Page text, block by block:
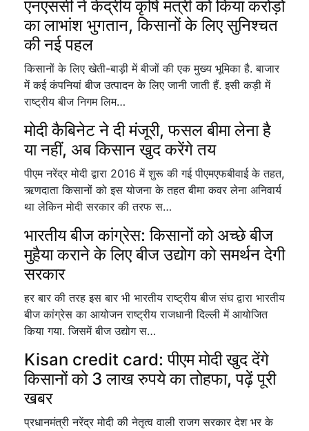
एनएससी ने केंद्रीय कृषि मंत्री को किया करोड़ों
का लाभांश भुगतान, किसानों के लिए सुनिश्चत
की नई पहल
किसानों के लिए खेती-बाड़ी में बीजों की एक मुख्य भूमिका है. बाजार
में कई कंपनियां बीज उत्पादन के लिए जानी जाती हैं. इसी कड़ी में
राष्ट्रीय बीज निगम लिम…
मोदी कैबिनेट ने दी मंजूरी, फसल बीमा लेना है
या नहीं, अब किसान खुद करेंगे तय
पीएम नरेंद्र मोदी द्वारा 2016 में शुरू की गई पीएमएफबीवाई के तहत,
ऋणदाता किसानों को इस योजना के तहत बीमा कवर लेना अनिवार्य
था लेकिन मोदी सरकार की तरफ स…
भारतीय बीज कांग्रेस: किसानों को अच्छे बीज
मुहैया कराने के लिए बीज उद्योग को समर्थन देगी
सरकार
हर बार की तरह इस बार भी भारतीय राष्ट्रीय बीज संघ द्वारा भारतीय
बीज कांग्रेस का आयोजन राष्ट्रीय राजधानी दिल्ली में आयोजित
किया गया. जिसमें बीज उद्योग स…
Kisan credit card: पीएम मोदी खुद देंगे
किसानों को 3 लाख रुपये का तोहफा, पढ़ें पूरी
खबर
प्रधानमंत्री नरेंद्र मोदी की नेतृत्व वाली राजग सरकार देश भर के